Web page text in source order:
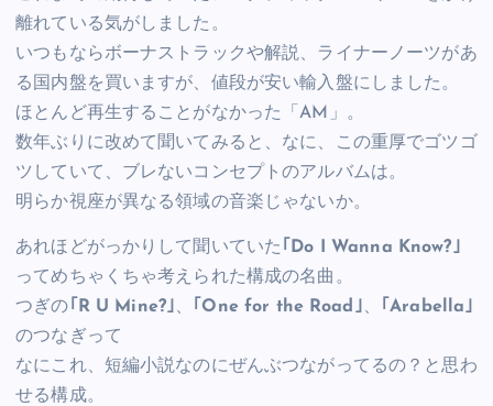
離れている気がしました。
いつもならボーナストラックや解説、ライナーノーツがあ
る国内盤を買いますが、値段が安い輸入盤にしました。
ほとんど再生することがなかった「AM」。
数年ぶりに改めて聞いてみると、なに、この重厚でゴツゴ
ツしていて、ブレないコンセプトのアルバムは。
明らか視座が異なる領域の音楽じゃないか。
あれほどがっかりして聞いていた ｢Do I Wanna Know?｣
ってめちゃくちゃ考えられた構成の名曲。
つぎの｢R U Mine?｣ 、 ｢One for the Road｣ 、
｢Arabella｣
のつなぎって
なにこれ、短編小説なのにぜんぶつながってるの？と思わ
せる構成。